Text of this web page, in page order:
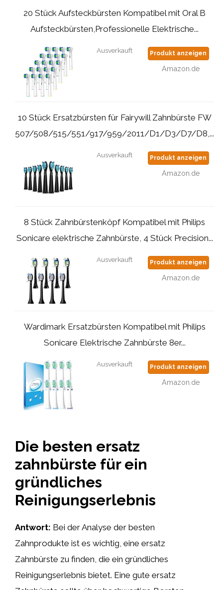
20 Stück Aufsteckbürsten Kompatibel mit Oral B
Aufsteckbürsten,Professionelle Elektrische...
Ausverkauft Produkt anzeigen
Amazon.de
10 Stück Ersatzbürsten für Fairywill Zahnbürste FW
507/508/515/551/917/959/2011/D1/D3/D7/D8,...
Ausverkauft Produkt anzeigen
Amazon.de
8 Stück Zahnbürstenköpf Kompatibel mit Philips
Sonicare elektrische Zahnbürste, 4 Stück Precision...
Ausverkauft Produkt anzeigen
Amazon.de
Wardimark Ersatzbürsten Kompatibel mit Philips
Sonicare Elektrische Zahnbürste 8er...
Ausverkauft Produkt anzeigen
Amazon.de
Die besten ersatz
zahnbürste für ein
gründliches
Reinigungserlebnis
Antwort: Bei der Analyse der besten
Zahnprodukte ist es wichtig, eine ersatz
Zahnbürste zu finden, die ein gründliches
Reinigungserlebnis bietet. Eine gute ersatz